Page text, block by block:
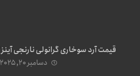
قیمت آرد سوخاری گرانولی نارنجی آینز ۲ کیلویی در آذر ۱۴۰۴
دسامبر ۲۰, ۲۰۲۵